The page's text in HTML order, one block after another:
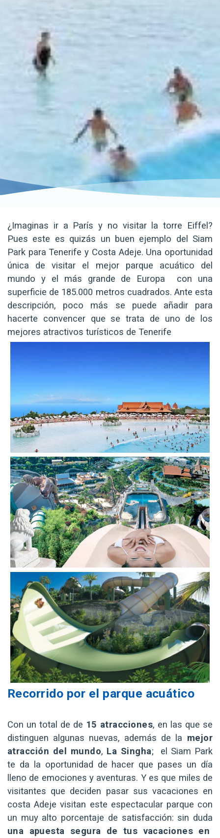
¿Imaginas ir a París y no visitar la torre Eiffel?
Pues este es quizás un buen ejemplo del Siam
Park para Tenerife y Costa Adeje. Una oportunidad
única de visitar el mejor parque acuático del
mundo y el más grande de Europa con una
superficie de 185.000 metros cuadrados. Ante esta
descripción, poco más se puede añadir para
hacerte convencer que se trata de uno de los
mejores atractivos turísticos de Tenerife
Recorrido por el parque acuático
Con un total de de 15 atracciones, en las que se
distinguen algunas nuevas, además de la mejor
atracción del mundo, La Singha; el Siam Park
te da la oportunidad de hacer que pases un día
lleno de emociones y aventuras. Y es que miles de
visitantes que deciden pasar sus vacaciones en
costa Adeje visitan este espectacular parque con
un muy alto porcentaje de satisfacción: sin duda
una apuesta segura de tus vacaciones en